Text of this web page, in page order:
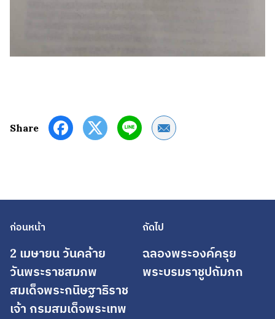
Share Share by Email
ก่อนหน้า
2 เมษายน วันคล้าย
วันพระราชสมภพ
สมเด็จพระกนิษฐาธิราช
เจ้า กรมสมเด็จพระเทพ
ถัดไป
ฉลองพระองค์ครุย
พระบรมราชูปถัมภก